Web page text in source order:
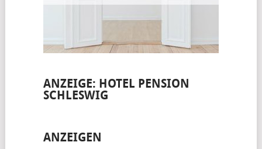
ANZEIGE: HOTEL PENSION
SCHLESWIG
ANZEIGEN